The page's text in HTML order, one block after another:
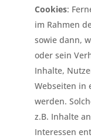
Cookies:
im Rahmen
sowie dann,
oder sein
Inhalte,
Webseiten in
werden.
z.B. Inhalte
Interessen